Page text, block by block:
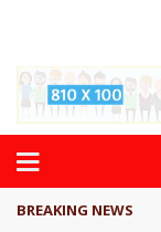
BREAKING NEWS